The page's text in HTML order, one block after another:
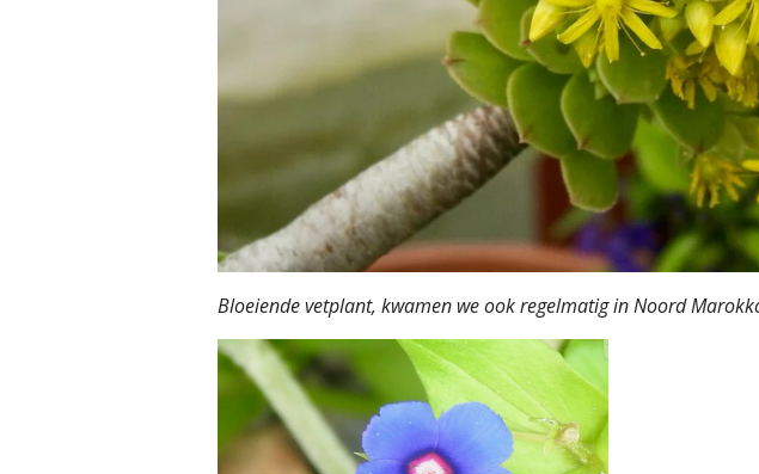
Bloeiende vetplant, kwamen we ook regelmatig in Noord